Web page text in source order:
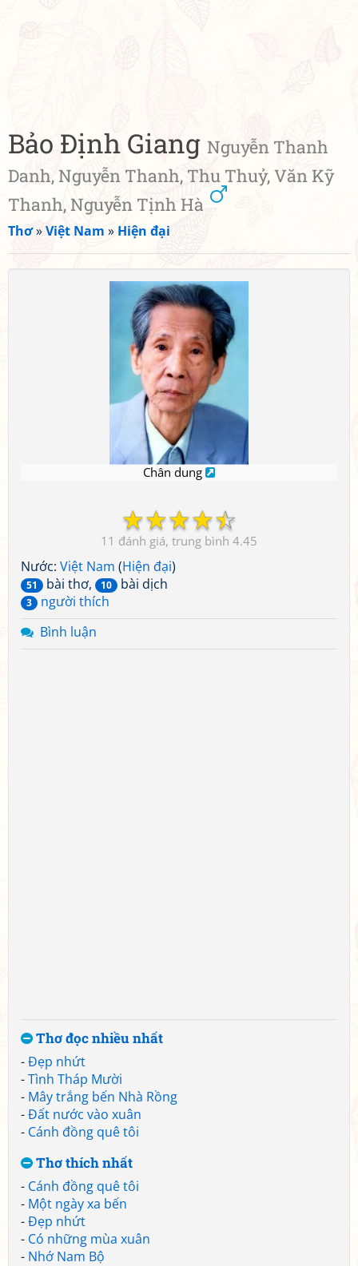
Bảo Định Giang Nguyễn Thanh
Danh, Nguyễn Thanh, Thu Thuỷ, Văn Kỹ
Thanh, Nguyễn Tịnh Hà
Thơ»Việt Nam » Hiện đại
Chân dung
☆
☆
☆
☆
☆
11 4.45
Nước: Việt Nam (Hiện đại)
51 bài thơ, 10 bài dịch
3
người thích
Bình luận
Thơ đọc nhiều nhất
-Đẹp nhứt
-Tình Tháp Mười
- Mây trắng bến Nhà Rồng
-Đất nước vào xuân
- Cánh đồng quê tôi
Thơ thích nhất
- Cánh đồng quê tôi
- Một ngày xa bến
-Đẹp nhứt
- Có những mùa xuân
- Nhớ Nam Bộ